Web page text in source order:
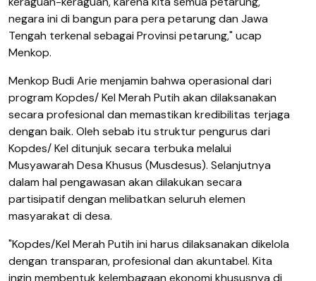
negara ini di bangun para pera petarung dan Jawa
Tengah terkenal sebagai Provinsi petarung," ucap
Menkop.
Menkop Budi Arie menjamin bahwa operasional dari
program Kopdes/ Kel Merah Putih akan dilaksanakan
secara profesional dan memastikan kredibilitas terjaga
dengan baik. Oleh sebab itu struktur pengurus dari
Kopdes/ Kel ditunjuk secara terbuka melalui
Musyawarah Desa Khusus (Musdesus). Selanjutnya
dalam hal pengawasan akan dilakukan secara
partisipatif dengan melibatkan seluruh elemen
masyarakat di desa.
"Kopdes/Kel Merah Putih ini harus dilaksanakan dikelola
dengan transparan, profesional dan akuntabel. Kita
ingin membentuk kelembagaan ekonomi khususnya di